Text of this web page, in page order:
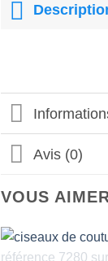
Avis (0)
VOUS